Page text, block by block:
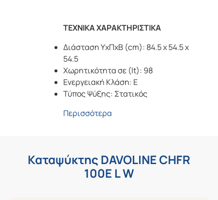
ΤΕΧΝΙΚΑ ΧΑΡΑΚΤΗΡΙΣΤΙΚΑ
Διάσταση ΥxΠxΒ (cm): 84.5 x 54.5 x
54.5
Χωρητικότητα σε (lt): 98
Ενεργειακή Κλάση: E
Τύπος Ψύξης: Στατικός
Περισσότερα
Καταψύκτης DAVOLINE CHFR
100E L W